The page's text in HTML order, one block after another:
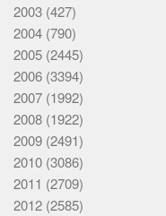
2003 (427)
2004 (790)
2005 (2445)
2006 (3394)
2007 (1992)
2008 (1922)
2009 (2491)
2010 (3086)
2011 (2709)
2012 (2585)